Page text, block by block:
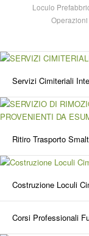
Loculo
Servizi Cimiteriali
Ritiro Trasporto
Costruzione Loculi
Corsi Professionali